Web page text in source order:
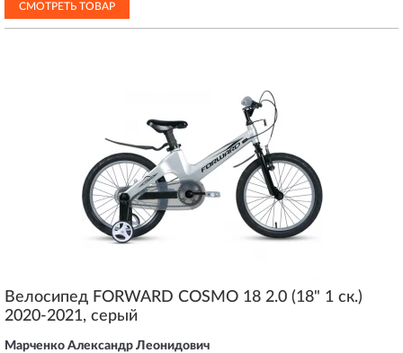
СМОТРЕТЬ ТОВАР
Велосипед FORWARD COSMO 18 2.0 (18" 1 ск.)
2020-2021, серый
Марченко Александр Леонидович